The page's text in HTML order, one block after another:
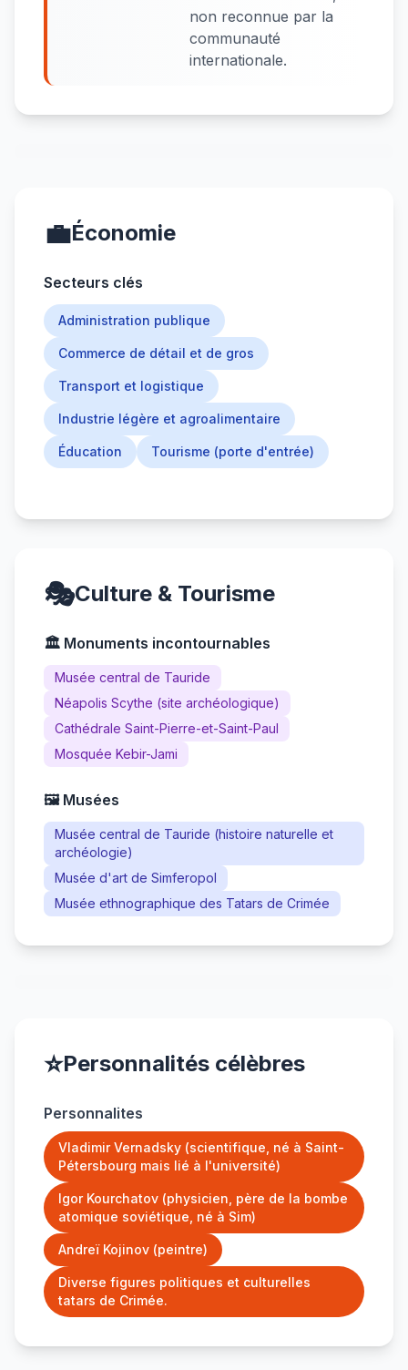
non reconnue par la
communauté
internationale.
💼Économie
Secteurs clés
Administration publique
Commerce de détail et de gros
Transport et logistique
Industrie légère et agroalimentaire
Éducation Tourisme (porte d'entrée)
🎭Culture & Tourisme
🏛️ Monuments incontournables
Musée central de Tauride
Néapolis Scythe (site archéologique)
Cathédrale Saint-Pierre-et-Saint-Paul
Mosquée Kebir-Jami
🖼️ Musées
Musée central de Tauride (histoire naturelle et
archéologie)
Musée d'art de Simferopol
Musée ethnographique des Tatars de Crimée
⭐Personnalités célèbres
Personnalites
Vladimir Vernadsky (scientifique, né à Saint-
Pétersbourg mais lié à l'université)
Igor Kourchatov (physicien, père de la bombe
atomique soviétique, né à Sim)
Andreï Kojinov (peintre)
Diverse figures politiques et culturelles
tatars de Crimée.